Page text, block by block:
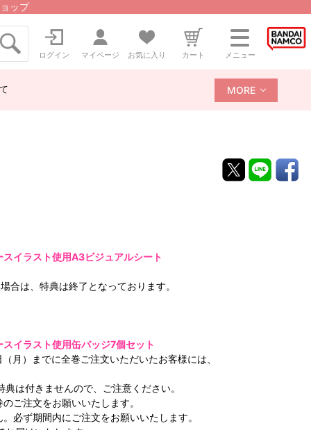
ップ
ログイン マイページ お気に入り カート メニュー
MORE
イラスト使用A3ビジュアルシート
合は、特典は終了となっております。
イラスト使用缶バッジ7個セット
）までに全巻ご注文いただいたお客様には、
は付きませんので、ご注意ください。
ご注文をお願いいたします。
必ず期間内にご注文をお願いいたします。